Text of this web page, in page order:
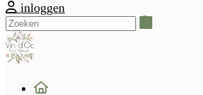
inloggen